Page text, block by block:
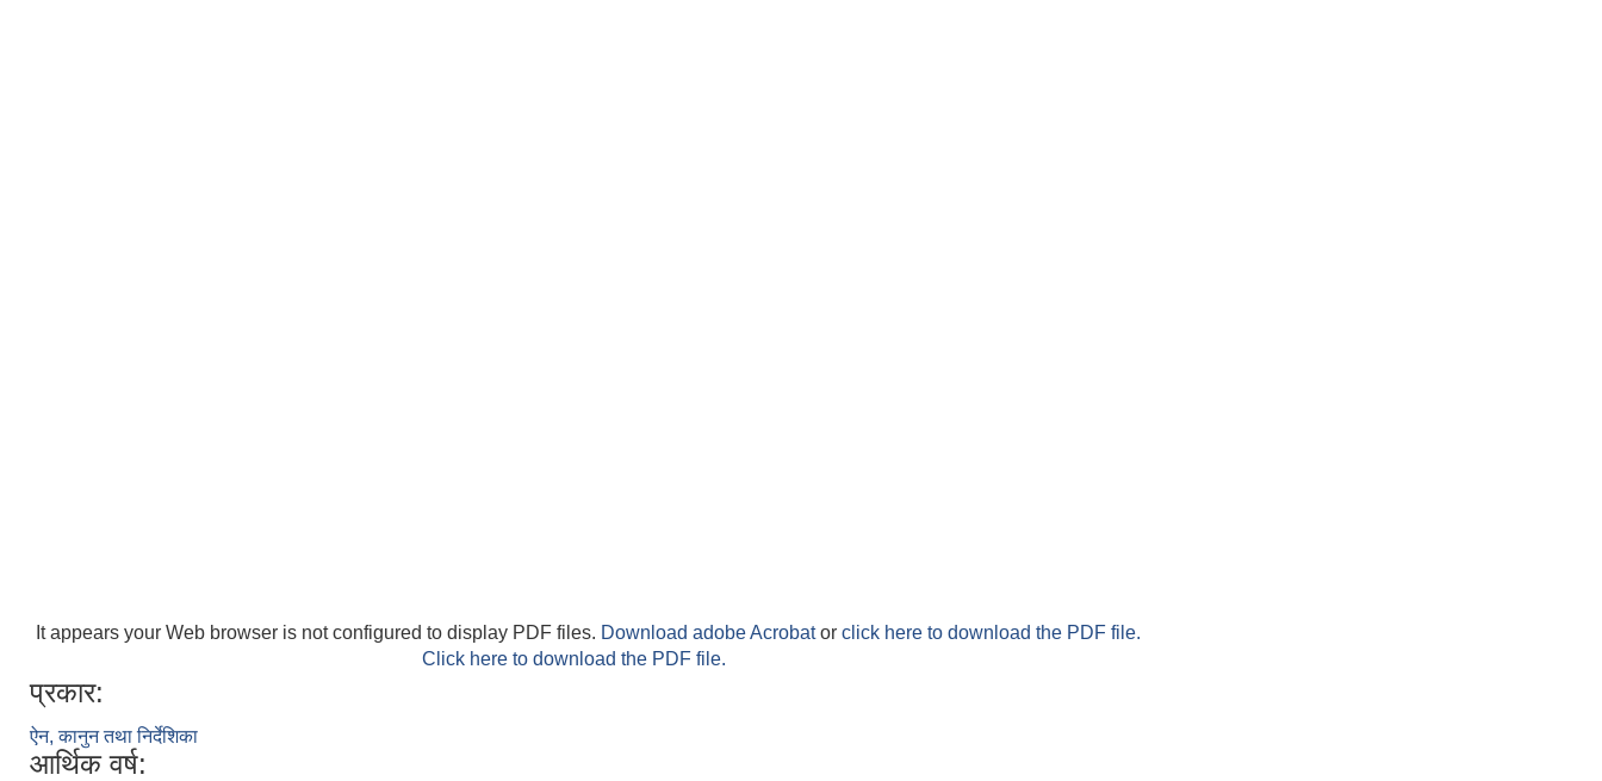
It appears your Web browser is not configured to display PDF files. Download adobe Acrobator click here to download the PDF file.
Click here to download the PDF file.
प्रकार:
ऐन, कानुन तथा निर्देशिका
आर्थिक वर्ष: